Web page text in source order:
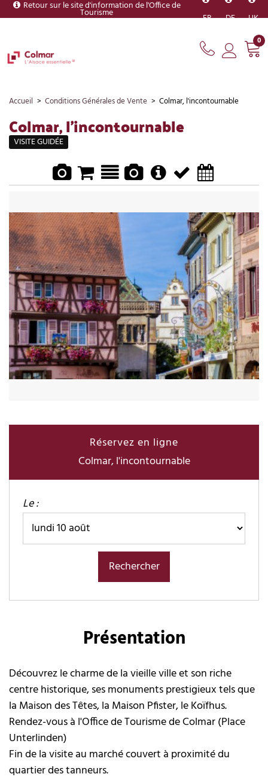
Retour sur le site d'information de l'Office de
Tourisme FR DE UK
0
Accueil > Conditions Générales de Vente > Colmar, l'incontournable
Colmar, l'incontournable
VISITE GUIDÉE
Réservez en ligne
Colmar, l'incontournable
Le :
Présentation
Découvrez le charme de la vieille ville et son riche
centre historique, ses monuments prestigieux tels que
la Maison des Têtes, la Maison Pfister, le Koïfhus.
Rendez-vous à l'Office de Tourisme de Colmar (Place
Unterlinden)
Fin de la visite au marché couvert à proximité du
quartier des tanneurs.